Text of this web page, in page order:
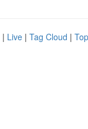
| Live | Tag Cloud |